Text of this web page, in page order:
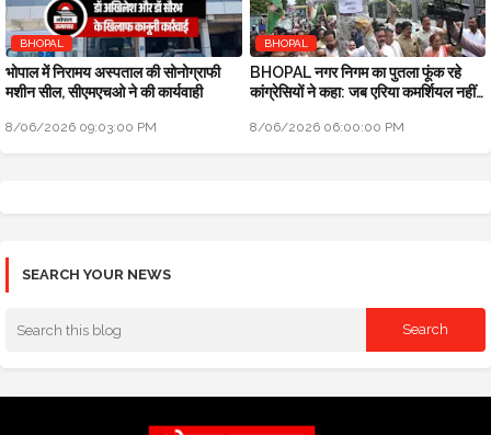
BHOPAL
भोपाल में निरामय अस्पताल की सोनोग्राफी
मशीन सील, सीएमएचओ ने की कार्यवाही
8/06/2026 09:03:00 PM
BHOPAL
BHOPAL नगर निगम का पुतला फूंक रहे
कांग्रेसियों ने कहा: जब एरिया कमर्शियल नहीं
8/06/2026 06:00:00 PM
SEARCH YOUR NEWS